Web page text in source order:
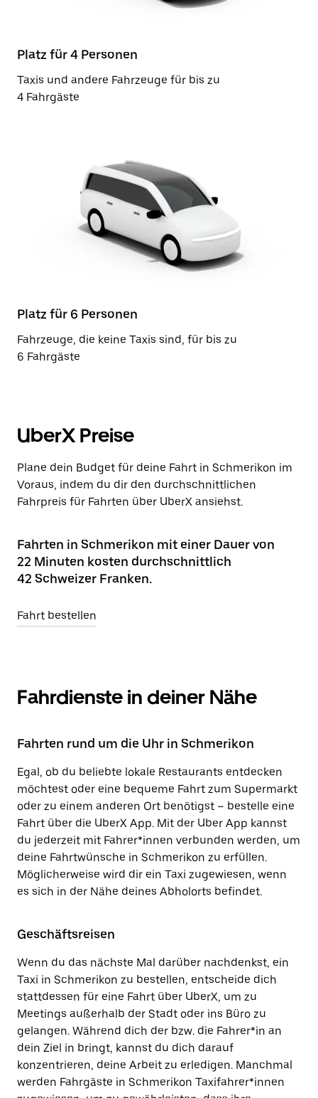
Platz für 4 Personen
Taxis und andere Fahrzeuge für bis zu
4 Fahrgäste
Platz für 6 Personen
Fahrzeuge, die keine Taxis sind, für bis zu
6 Fahrgäste
UberX Preise
Plane dein Budget für deine Fahrt in Schmerikon im
Voraus, indem du dir den durchschnittlichen
Fahrpreis für Fahrten über UberX ansiehst.
Fahrten in Schmerikon mit einer Dauer von
22 Minuten kosten durchschnittlich
42 Schweizer Franken.
Fahrt bestellen
Fahrdienste in deiner Nähe
Fahrten rund um die Uhr in Schmerikon
Egal, ob du beliebte lokale Restaurants entdecken
möchtest oder eine bequeme Fahrt zum Supermarkt
oder zu einem anderen Ort benötigst – bestelle eine
Fahrt über die UberX App. Mit der Uber App kannst
du jederzeit mit Fahrer*innen verbunden werden, um
deine Fahrtwünsche in Schmerikon zu erfüllen.
Möglicherweise wird dir ein Taxi zugewiesen, wenn
es sich in der Nähe deines Abholorts befindet.
Geschäftsreisen
Wenn du das nächste Mal darüber nachdenkst, ein
Taxi in Schmerikon zu bestellen, entscheide dich
stattdessen für eine Fahrt über UberX, um zu
Meetings außerhalb der Stadt oder ins Büro zu
gelangen. Während dich der bzw. die Fahrer*in an
dein Ziel in bringt, kannst du dich darauf
konzentrieren, deine Arbeit zu erledigen. Manchmal
werden Fahrgäste in Schmerikon Taxifahrer*innen